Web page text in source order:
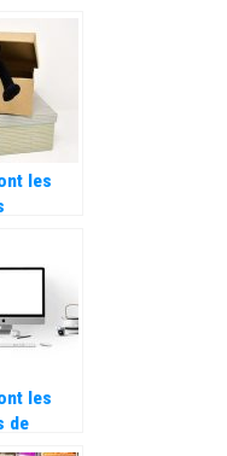
sud?
les
?
les
de
en